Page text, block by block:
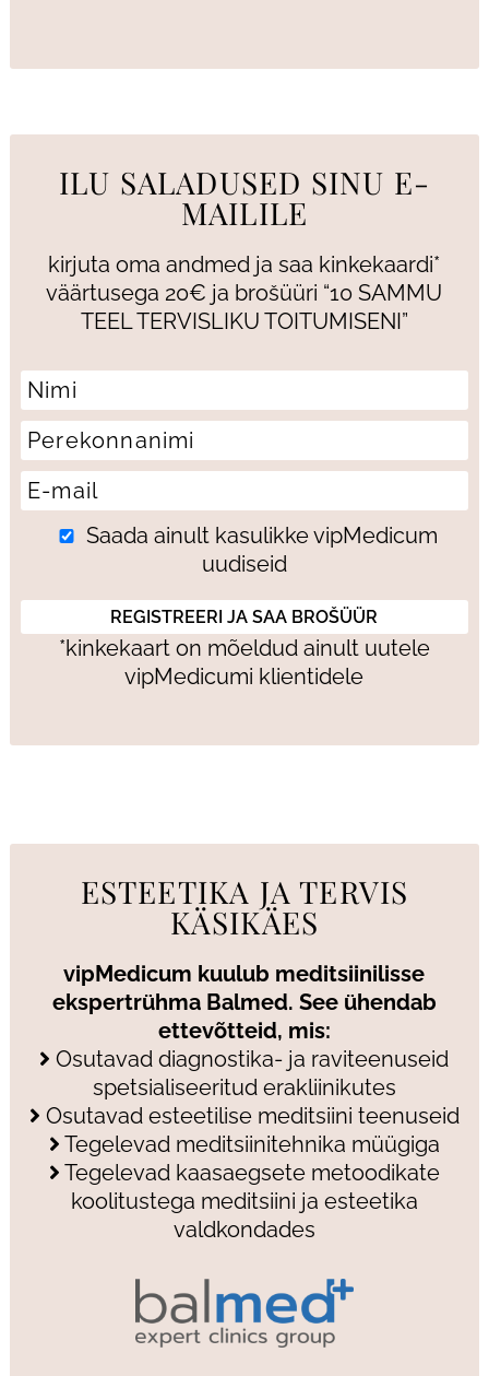
ILU SALADUSED SINU E-
MAILILE
kirjuta oma andmed ja saa kinkekaardi*
väärtusega 20€ ja brošüüri “10 SAMMU
TEEL TERVISLIKU TOITUMISENI”
Saada ainult kasulikke vipMedicum
uudiseid
*kinkekaart on mõeldud ainult uutele
vipMedicumi klientidele
ESTEETIKA JA TERVIS
KÄSIKÄES
vipMedicum kuulub meditsiinilisse
ekspertrühma Balmed. See ühendab
ettevõtteid, mis:
Osutavad diagnostika- ja raviteenuseid
spetsialiseeritud erakliinikutes
Osutavad esteetilise meditsiini teenuseid
Tegelevad meditsiinitehnika müügiga
Tegelevad kaasaegsete metoodikate
koolitustega meditsiini ja esteetika
valdkondades